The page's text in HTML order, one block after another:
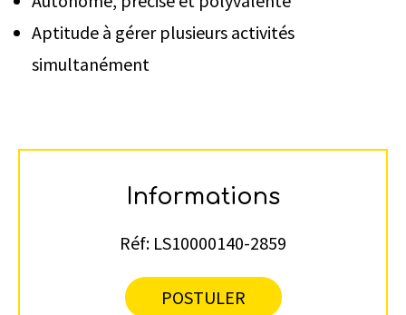
Aptitude à gérer plusieurs activités
simultanément
Informations
Réf: LS10000140-2859
POSTULER